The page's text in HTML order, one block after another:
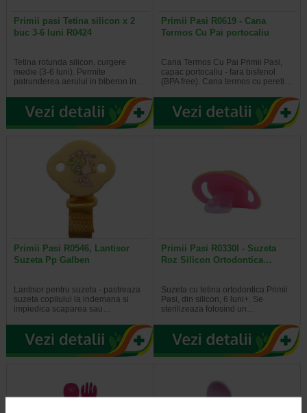
Primii pasi Tetina silicon x 2
buc 3-6 luni R0424
Tetina rotunda silicon, curgere
medie (3-6 luni). Permite
patrunderea aerului in biberon in…
Primii Pasi R0619 - Cana
Termos Cu Pai portocaliu
Cana Termos Cu Pai Primii Pasi,
capac portocaliu - fara bisfenol
(BPA free). Cana termos cu pereti…
Primii Pasi R0546, Lantisor
Suzeta Pp Galben
Lantisor pentru suzeta - pastreaza
suzeta copilului la indemana si
impiedica scaparea sau…
Primii Pasi R0330I - Suzeta
Roz Silicon Ortodontica…
Suzeta cu tetina ortodontica Primii
Pasi, din silicon, 6 luni+. Se
sterilizeaza folosind un…